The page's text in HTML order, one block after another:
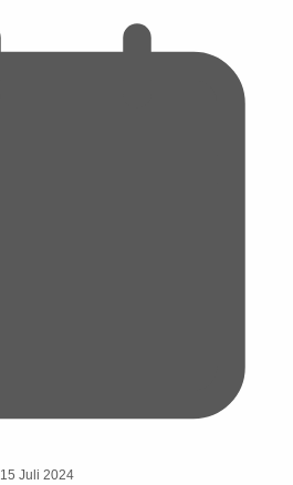
15 Juli 2024